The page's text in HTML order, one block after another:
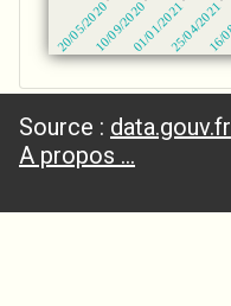
Source : data.gouv.fr
A propos ...